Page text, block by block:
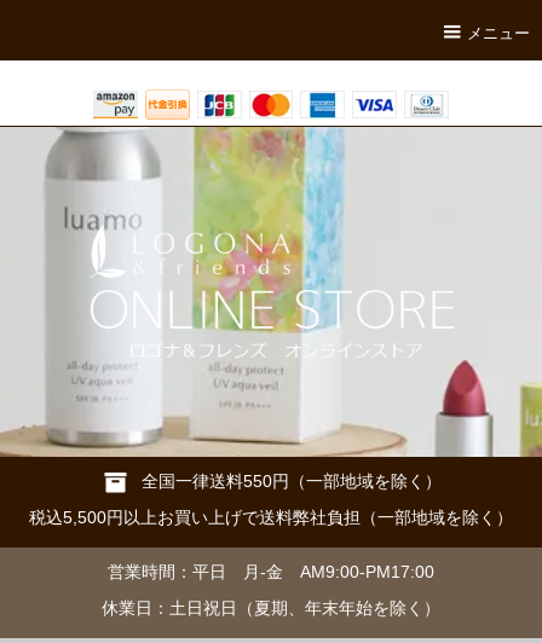
メニュー
全国一律送料550円（一部地域を除く）
税込5,500円以上お買い上げで送料弊社負担（一部地域を除く）
営業時間：平日 月-金 AM9:00-PM17:00
休業日：土日祝日（夏期、年末年始を除く）